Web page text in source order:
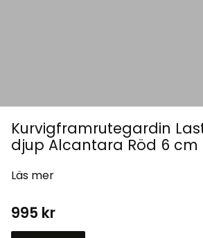
Kurvigframrutegardin
djup Alcantara Röd 6 cm
Läs mer
995 kr